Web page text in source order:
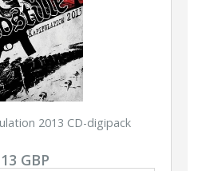
2013 CD-digipack
GBP